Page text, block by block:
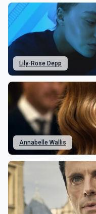
Lily-Rose Depp
Annabelle Wallis